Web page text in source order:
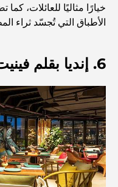
مطاعم في دبي هيلز:
أفضل ملاعب الجولف
المجتمعات السكنية
فاخرة على شاطئ
أفضل البنوك في دبي
خيارًا مثاليًا للعائلات،
الأطباق التي تُجسّد ثراء
6. إنديا بقلم فينيت